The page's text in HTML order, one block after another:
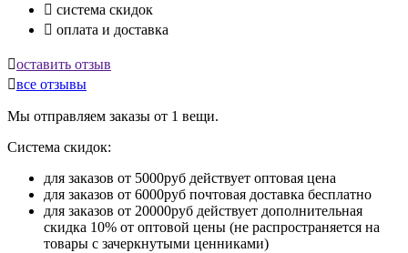
 система скидок
 оплата и доставка
оставить отзыв
все отзывы
Мы отправляем заказы от 1 вещи.
Система скидок:
для заказов от 5000руб действует оптовая цена
для заказов от 6000руб почтовая доставка бесплатно
для заказов от 20000руб действует дополнительная
скидка 10% от оптовой цены (не распространяется на
товары с зачеркнутыми ценниками)